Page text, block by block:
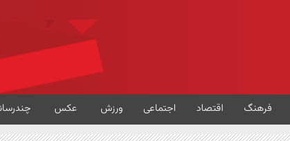
فرهنگ اقتصاد اجتماعی ورزش عکس